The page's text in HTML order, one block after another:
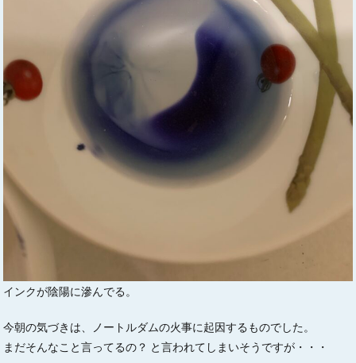
インクが陰陽に滲んでる。
今朝の気づきは、ノートルダムの火事に起因するものでした。
まだそんなこと言ってるの？ と言われてしまいそうですが・・・